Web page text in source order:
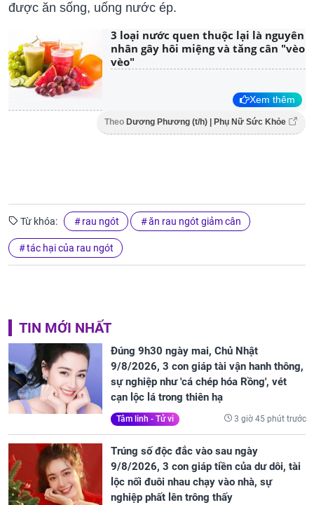
được ăn sống, uống nước ép.
3 loại nước quen thuộc lại là nguyên
nhân gây hôi miệng và tăng cân "vèo
vèo"
Xem thêm
Theo Dương Phương (t/h) | Phụ Nữ Sức Khỏe
Từ khóa: rau ngót ăn rau ngót giảm cân
tác hại của rau ngót
TIN MỚI NHẤT
Đúng 9h30 ngày mai, Chủ Nhật
9/8/2026, 3 con giáp tài vận hanh thông,
sự nghiệp như 'cá chép hóa Rồng', vét
cạn lộc lá trong thiên hạ
Tâm linh - Tử vi 3 giờ 45 phút trước
Trúng số độc đắc vào sau ngày
9/8/2026, 3 con giáp tiền của dư dôi, tài
lộc nối đuôi nhau chạy vào nhà, sự
nghiệp phất lên trông thấy